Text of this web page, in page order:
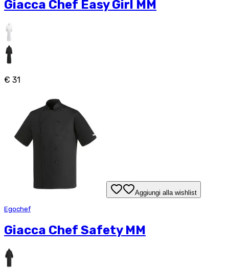
Giacca Chef Easy Girl MM
€ 31
Aggiungi alla wishlist
Egochef
Giacca Chef Safety MM